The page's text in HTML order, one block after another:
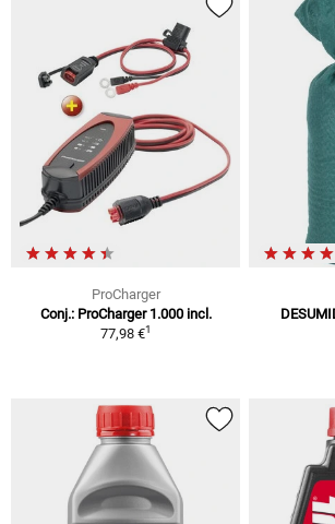
ProCharger
Conj.: ProCharger 1.000 incl.
77,98 €1